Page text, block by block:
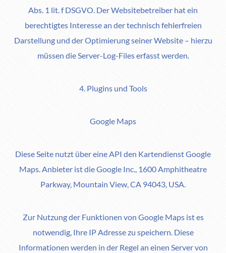
Abs. 1 lit. f DSGVO. Der Websitebetreiber hat ein
berechtigtes Interesse an der technisch fehlerfreien
Darstellung und der Optimierung seiner Website – hierzu
müssen die Server-Log-Files erfasst werden.
4. Plugins und Tools
Google Maps
Diese Seite nutzt über eine API den Kartendienst Google
Maps. Anbieter ist die Google Inc., 1600 Amphitheatre
Parkway, Mountain View, CA 94043, USA.
Zur Nutzung der Funktionen von Google Maps ist es
notwendig, Ihre IP Adresse zu speichern. Diese
Informationen werden in der Regel an einen Server von